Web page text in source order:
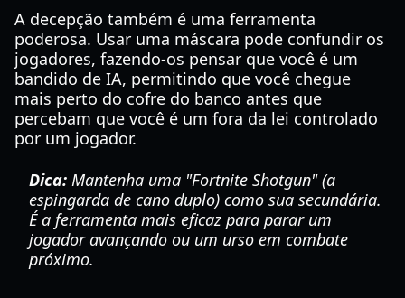
A decepção também é uma ferramenta
poderosa. Usar uma máscara pode confundir os
jogadores, fazendo-os pensar que você é um
bandido de IA, permitindo que você chegue
mais perto do cofre do banco antes que
percebam que você é um fora da lei controlado
por um jogador.
Dica: Mantenha uma "Fortnite Shotgun" (a
espingarda de cano duplo) como sua secundária.
É a ferramenta mais eficaz para parar um
jogador avançando ou um urso em combate
próximo.